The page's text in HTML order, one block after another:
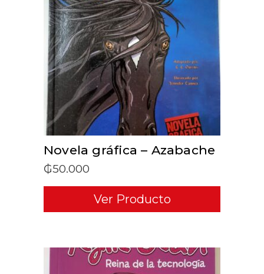
ADD TO CART
Novela gráfica – Azabache
₲50.000
Ver Producto